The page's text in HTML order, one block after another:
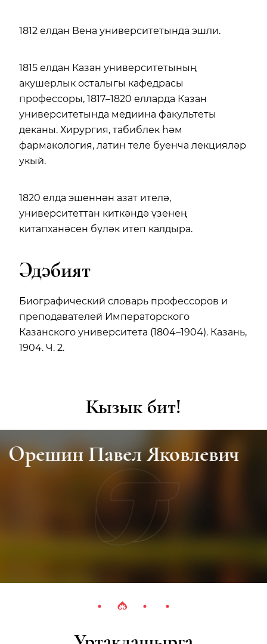
1812 елдан Вена университетында эшли.
1815 елдан Казан университетының
акушерлык осталыгы кафедрасы
профессоры, 1817–1820 елларда Казан
университетында медиина факультеты
деканы. Хирургия, табиблек һәм
фармакология, латин теле буенча лекцияләр
укый.
1820 елда эшеннән азат ителә,
университеттан киткәндә үзенең
китапханәсен бүләк итеп калдыра.
Әдәбият
Биографический словарь профессоров и
преподавателей Императорского
Казанского университета (1804–1904). Казань,
1904. Ч. 2.
Кызык бит!
Орешин Павел Яковлевич